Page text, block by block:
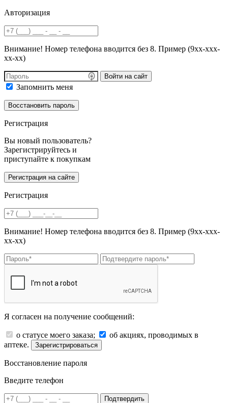
Авторизация
Внимание! Номер телефона вводится без 8. Пример (9хх-ххх-
хх-хх)
Войти на сайт
Запомнить меня
Регистрация
Вы новый пользователь?
Зарегистрируйтесь и
приступайте к покупкам
Регистрация
Внимание! Номер телефона вводится без 8. Пример (9хх-ххх-
хх-хх)
Я согласен на получение сообщений:
о статусе моего заказа;
об акциях, проводимых в
аптеке.
Зарегистрироваться
Восстановление пароля
Введите телефон
Подтвердить